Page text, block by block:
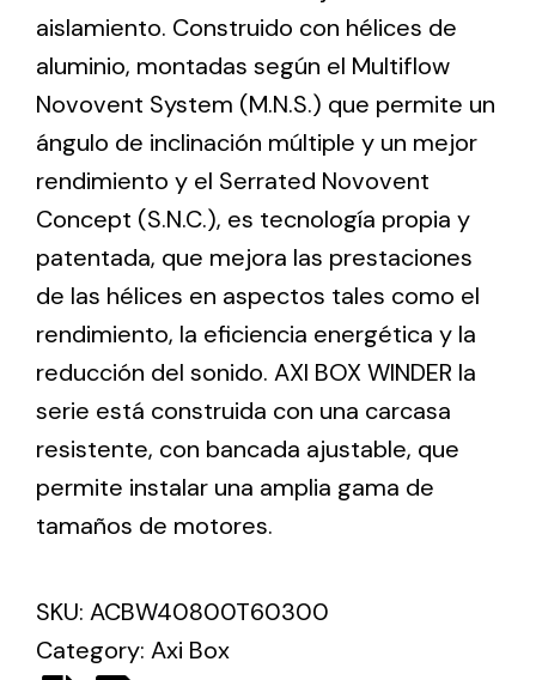
Ventilation
The incorporation of Novovent into the group
meant a greater offer of ventilation products for
different uses
Iluminación Solar
Variedad de soluciones solares para todo tipo
de necesidades.
Solar lighting
Variety of solar solutions for all kinds of needs.
aislamiento. Construido con hélices de
aluminio, montadas según el Multiflow
Novovent System (M.N.S.) que permite un
ángulo de inclinación múltiple y un mejor
rendimiento y el Serrated Novovent
Concept (S.N.C.), es tecnología propia y
patentada, que mejora las prestaciones
de las hélices en aspectos tales como el
rendimiento, la eficiencia energética y la
reducción del sonido. AXI BOX WINDER la
serie está construida con una carcasa
resistente, con bancada ajustable, que
permite instalar una amplia gama de
tamaños de motores.
SKU: ACBW40800T60300
Category: Axi Box